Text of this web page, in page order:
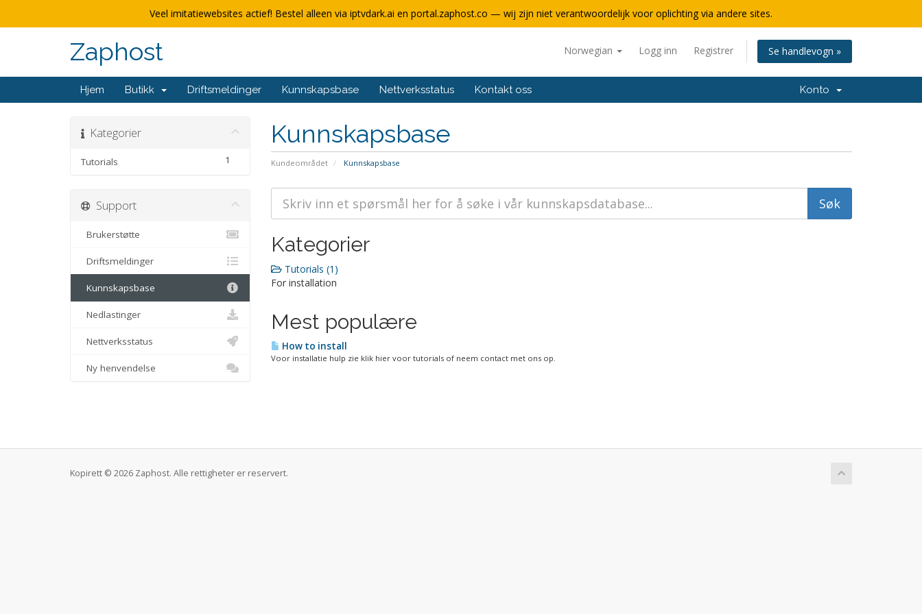
Veel imitatiewebsites actief! Bestel alleen via iptvdark.ai en portal.zaphost.co — wij zijn niet verantwoordelijk voor oplichting via andere sites.
Norwegian Logg inn Registrer Se handlevogn »
Zaphost
Hjem Butikk Driftsmeldinger Kunnskapsbase Nettverksstatus Kontakt oss Konto
Kunnskapsbase
Kundeområdet Kunnskapsbase
Kategorier
1
Tutorials
Kategorier
Tutorials (1)
For installation
Mest populære
How to install
Voor installatie hulp zie klik hier voor tutorials of neem contact met ons op.
Support
Brukerstøtte
Driftsmeldinger
Kunnskapsbase
Nedlastinger
Nettverksstatus
Ny henvendelse
Kopirett © 2026 Zaphost. Alle rettigheter er reservert.